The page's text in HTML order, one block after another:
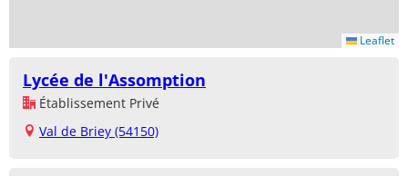
Leaflet
Lycée de l'Assomption
Établissement Privé
Val de Briey (54150)